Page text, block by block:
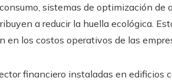
sistemas de optimización de
a reducir la huella ecológica.
en los costos operativos de las
financiero instaladas en edificios